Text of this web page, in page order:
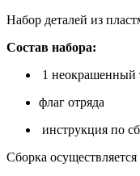
Набор деталей из
Состав набора:
1 неокрашенный
флаг отряда
инструкция по
Сборка